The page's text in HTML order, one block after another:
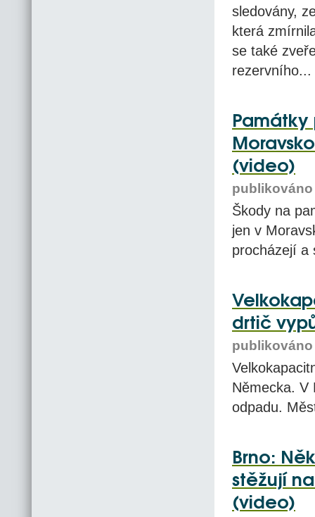
sledovány,
která
se také
rezervního...
(video)
publikováno
Škody na
jen v
procházejí a
drtič
publikováno
Německa. V
odpadu.
Brno:
stěžují
(video)